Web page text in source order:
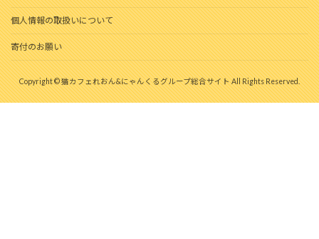
個人情報の取扱いについて
寄付のお願い
Copyright © 猫カフェれおん&にゃんくるグループ総合サイト All Rights Reserved.